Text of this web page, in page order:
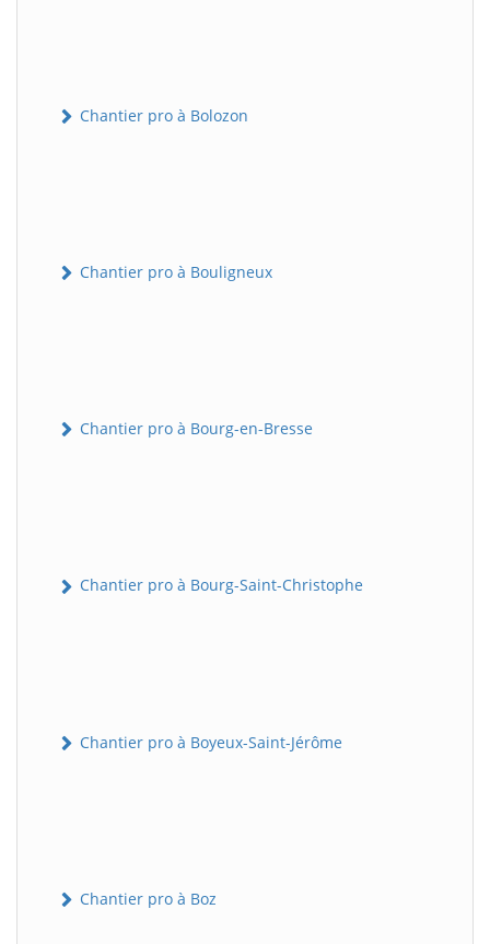
Chantier pro à Bolozon
Chantier pro à Bouligneux
Chantier pro à Bourg-en-Bresse
Chantier pro à Bourg-Saint-Christophe
Chantier pro à Boyeux-Saint-Jérôme
Chantier pro à Boz